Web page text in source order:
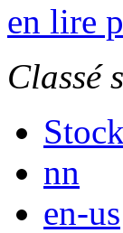
en lire
Classé
nn
en-us